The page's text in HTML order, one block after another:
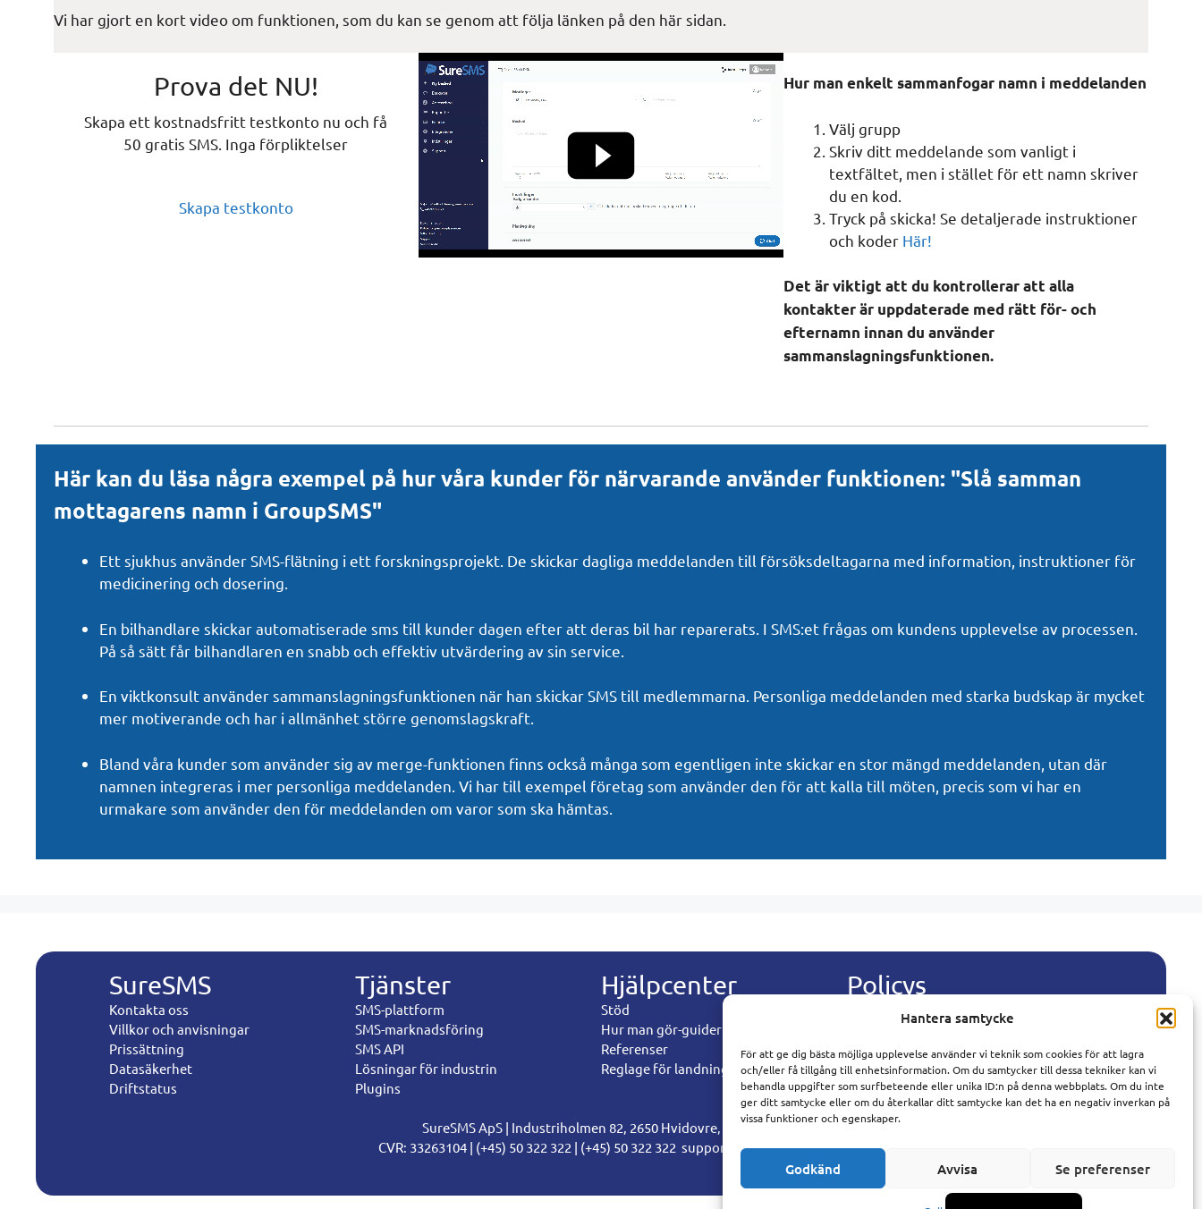
Hantera samtycke
För att ge dig bästa möjliga upplevelse använder vi teknik som cookies för att lagra
och/eller få tillgång till enhetsinformation. Om du samtycker till dessa tekniker kan vi
behandla uppgifter som surfbeteende eller unika ID:n på denna webbplats. Om du inte
ger ditt samtycke eller om du återkallar ditt samtycke kan det ha en negativ inverkan på
vissa funktioner och egenskaper.
Godkänd Avvisa Se preferenser
Vi har gjort en kort video om funktionen, som du kan se genom att följa länken på den här sidan.
Prova det NU!
Skapa ett kostnadsfritt testkonto nu och få
50 gratis SMS. Inga förpliktelser
Skapa testkonto
Hur man enkelt sammanfogar namn i meddelanden
Välj grupp
Skriv ditt meddelande som vanligt i
textfältet, men i stället för ett namn skriver
du en kod.
Tryck på skicka! Se detaljerade instruktioner
och koder Här!
Det är viktigt att du kontrollerar att alla
kontakter är uppdaterade med rätt för- och
efternamn innan du använder
sammanslagningsfunktionen.
Här kan du läsa några exempel på hur våra kunder för närvarande använder funktionen: "Slå samman
mottagarens namn i GroupSMS"
Ett sjukhus använder SMS-flätning i ett forskningsprojekt. De skickar dagliga meddelanden till försöksdeltagarna med information, instruktioner för
medicinering och dosering.
En bilhandlare skickar automatiserade sms till kunder dagen efter att deras bil har reparerats. I SMS:et frågas om kundens upplevelse av processen.
På så sätt får bilhandlaren en snabb och effektiv utvärdering av sin service.
En viktkonsult använder sammanslagningsfunktionen när han skickar SMS till medlemmarna. Personliga meddelanden med starka budskap är mycket
mer motiverande och har i allmänhet större genomslagskraft.
Bland våra kunder som använder sig av merge-funktionen finns också många som egentligen inte skickar en stor mängd meddelanden, utan där
namnen integreras i mer personliga meddelanden. Vi har till exempel företag som använder den för att kalla till möten, precis som vi har en
urmakare som använder den för meddelanden om varor som ska hämtas.
SureSMS
Kontakta oss
Villkor och anvisningar
Prissättning
Datasäkerhet
Driftstatus
Tjänster
SMS-plattform
SMS-marknadsföring
SMS API
Lösningar för industrin
Plugins
Hjälpcenter
Stöd
Hur man gör-guider
Referenser
Reglage för landning
Policys
Integritetspolicy
Policy för databehandling
Policy för cookies
Anti-spam policy
SureSMS ApS | Industriholmen 82, 2650 Hvidovre, Danmark
CVR: 33263104 | (+45) 50 322 322 | (+45) 50 322 322 support@suresms.com
Deutsch
Norsk bokmål
Português